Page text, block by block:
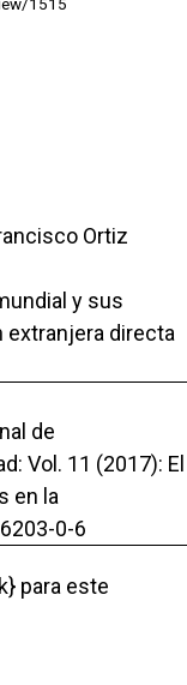
1515
Ortiz
y sus
extranjera directa
de
Vol. 11 (2017): El
en la
0-6
para este